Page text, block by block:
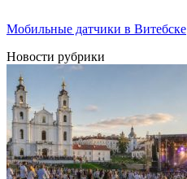
Мобильные датчики в Витебске
Новости рубрики